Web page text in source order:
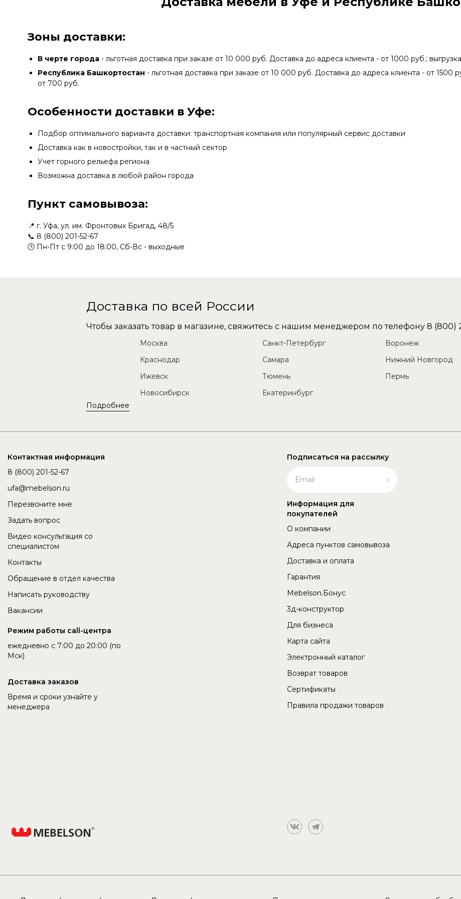
Зоны доставки:
В черте города - льготная доставка при заказе от 10 000 руб. Доставка до адреса клиента - от 1000 руб.;
Республика Башкортостан - льготная доставка при заказе от 10 000 руб. Доставка до адреса клиента - от 1500
от 700 руб.
Особенности доставки в Уфе:
Подбор оптимального варианта доставки: транспортная компания или популярный сервис доставки
Доставка как в новостройки, так и в частный сектор
Учет горного рельефа региона
Возможна доставка в любой район города
Пункт самовывоза:
📍 г. Уфа, ул. им. Фронтовых Бригад, 48/5
📞 8 (800) 201-52-67
🕒 Пн-Пт с 9:00 до 18:00, Сб-Вс - выходные
Доставка по всей России
Чтобы заказать товар в магазине, свяжитесь с нашим менеджером по телефону 8 (800)
Подробнее
Москва Санкт-Петербург
Воронеж
Краснодар
Самара
Нижний Новгород
Ижевск
Тюмень
Пермь
Новосибирск
Екатеринбург
Контактная информация
8 (800) 201-52-67
ufa@mebelson.ru
Перезвоните мне
Задать вопрос
Видео консультация со
специалистом
Контакты
Обращение в отдел качества
Написать руководству
Вакансии
Режим работы call-центра
ежедневно с 7:00 до 20:00 (по
Мск)
Доставка заказов
Время и сроки узнайте у
менеджера
Подписаться на рассылку
Информация для
покупателей
О компании
Адреса пунктов самовывоза
Доставка и оплата
Гарантия
Mebelson.Бонус
3д-конструктор
Для бизнеса
Карта сайта
Электронный каталог
Возврат товаров
Сертификаты
Правила продажи товаров